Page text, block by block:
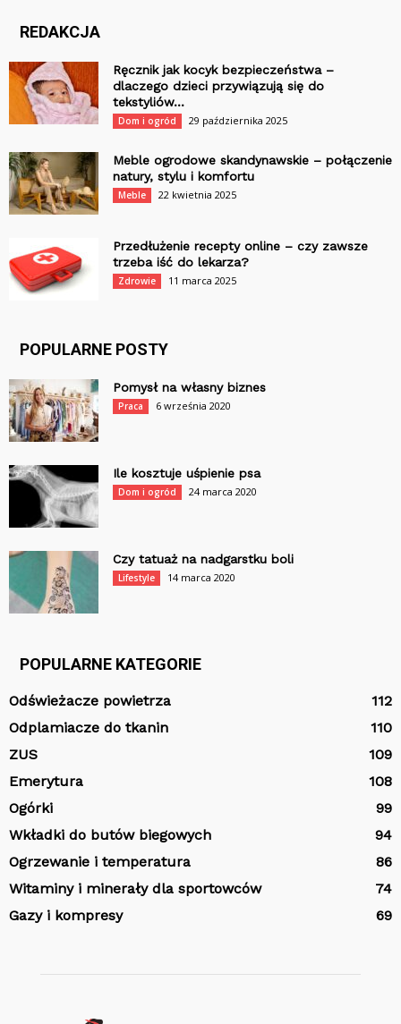
REDAKCJA
Ręcznik jak kocyk bezpieczeństwa –
dlaczego dzieci przywiązują się do
tekstyliów...
Dom i ogród 29 października 2025
Meble ogrodowe skandynawskie – połączenie
natury, stylu i komfortu
Meble 22 kwietnia 2025
Przedłużenie recepty online – czy zawsze
trzeba iść do lekarza?
Zdrowie 11 marca 2025
POPULARNE POSTY
Pomysł na własny biznes
Praca 6 września 2020
Ile kosztuje uśpienie psa
Dom i ogród 24 marca 2020
Czy tatuaż na nadgarstku boli
Lifestyle 14 marca 2020
POPULARNE KATEGORIE
Odświeżacze powietrza
112
Odplamiacze do tkanin
110
ZUS
109
Emerytura
108
Ogórki
99
Wkładki do butów biegowych
94
Ogrzewanie i temperatura
86
Witaminy i minerały dla sportowców
74
Gazy i kompresy
69